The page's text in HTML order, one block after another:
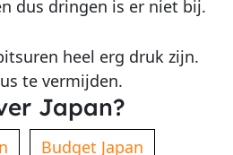
dus dringen is er niet bij.
heel erg druk zijn.
te vermijden.
Japan?
Budget Japan